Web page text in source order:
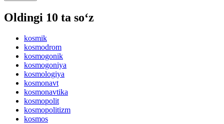
Oldingi 10 ta so‘z
kosmik
kosmodrom
kosmogonik
kosmogoniya
kosmologiya
kosmonavt
kosmonavtika
kosmopolit
kosmopolitizm
kosmos